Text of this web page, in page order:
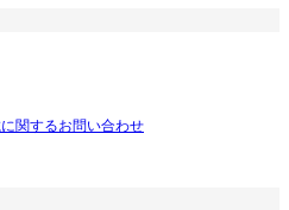
関するお問い合わせ